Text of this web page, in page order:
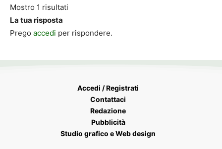
Mostro 1 risultati
La tua risposta
Prego accedi per rispondere.
Accedi / Registrati
Contattaci
Redazione
Pubblicità
Studio grafico e Web design